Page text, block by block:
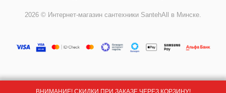
2026 © Интернет-магазин сантехники SantehAll в Минске.
ВНИМАНИЕ! СКИДКИ ПРИ ЗАКАЗЕ ЧЕРЕЗ КОРЗИНУ!